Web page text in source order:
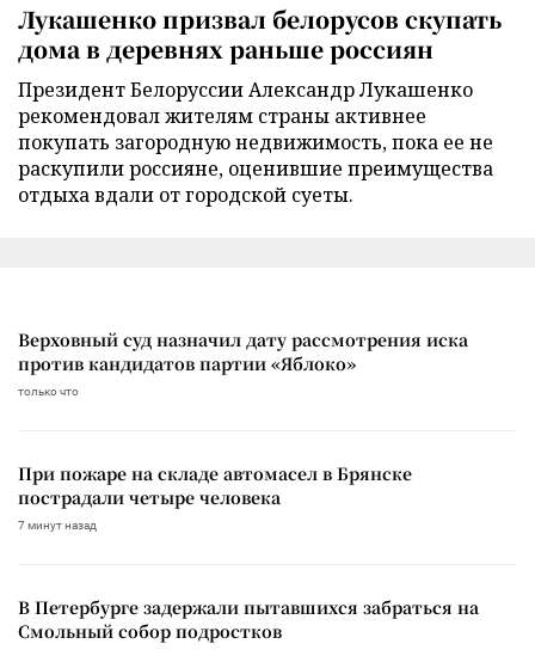
Лукашенко призвал белорусов скупать
дома в деревнях раньше россиян
Президент Белоруссии Александр Лукашенко
рекомендовал жителям страны активнее
покупать загородную недвижимость, пока ее не
раскупили россияне, оценившие преимущества
отдыха вдали от городской суеты.
Верховный суд назначил дату рассмотрения иска
против кандидатов партии «Яблоко»
только что
При пожаре на складе автомасел в Брянске
пострадали четыре человека
7 минут назад
В Петербурге задержали пытавшихся забраться на
Смольный собор подростков